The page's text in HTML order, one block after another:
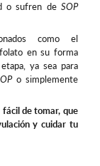
o sufren de SOP
como el
en su forma
ya sea para
o simplemente
de tomar, que
y cuidar tu